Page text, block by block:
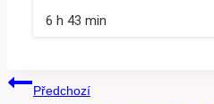
6 h 43 min
Navigace
Předchozí